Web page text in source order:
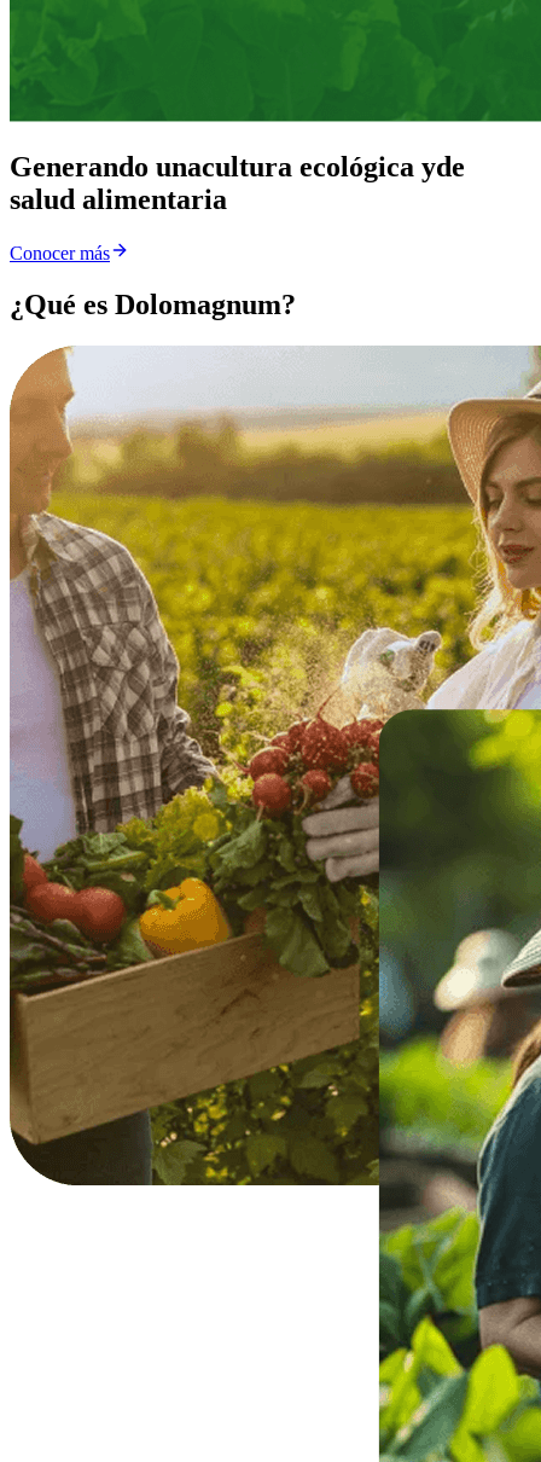
Generando unacultura ecológica yde
salud alimentaria
Conocer más
¿Qué es Dolomagnum?